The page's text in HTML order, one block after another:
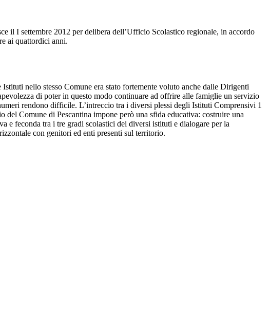
il I settembre 2012 per delibera dell’Ufficio Scolastico regionale, in accordo
ai quattordici anni.
nello stesso Comune era stato fortemente voluto anche dalle Dirigenti
di poter in questo modo continuare ad offrire alle famiglie un servizio
rendono difficile. L’intreccio tra i diversi plessi degli Istituti Comprensivi 1
del Comune di Pescantina impone però una sfida educativa: costruire una
e feconda tra i tre gradi scolastici dei diversi istituti e dialogare per la
con genitori ed enti presenti sul territorio.